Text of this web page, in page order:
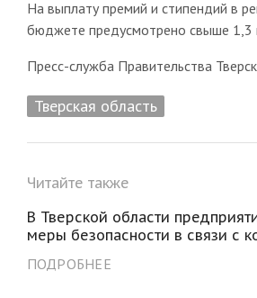
На выплату премий и стипендий в
бюджете предусмотрено свыше 1,3
Пресс-служба Правительства
Тверская область
Читайте также
В Тверской области
меры безопасности в связи с
ПОДРОБНЕЕ